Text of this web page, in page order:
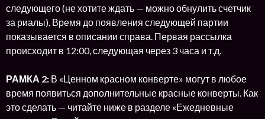
следующего (не хотите ждать — можно обнулить счетчик
за риалы). Время до появления следующей партии
показывается в описании справа. Первая рассылка
происходит в 12:00, следующая через 3 часа и т.д.
РАМКА 2: В «Ценном красном конверте» могут в любое
время появиться дополнительные красные конверты. Как
это сделать — читайте ниже в разделе «Ежедневные